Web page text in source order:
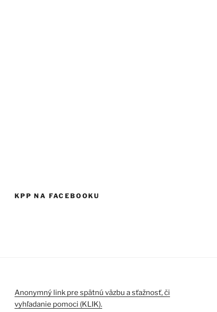
KPP NA FACEBOOKU
Anonymný link pre spätnú väzbu a sťažnosť, či
vyhľadanie pomoci (KLIK).